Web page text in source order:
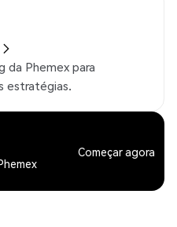
da Phemex para
estratégias.
Começar agora